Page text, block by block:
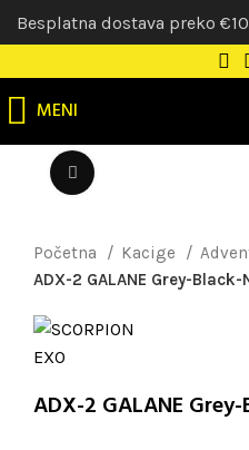
MENI
Početna Kacige
ADX-2 GALANE Grey-Black-
ADX-2 GALANE
Besplatna dostava preko